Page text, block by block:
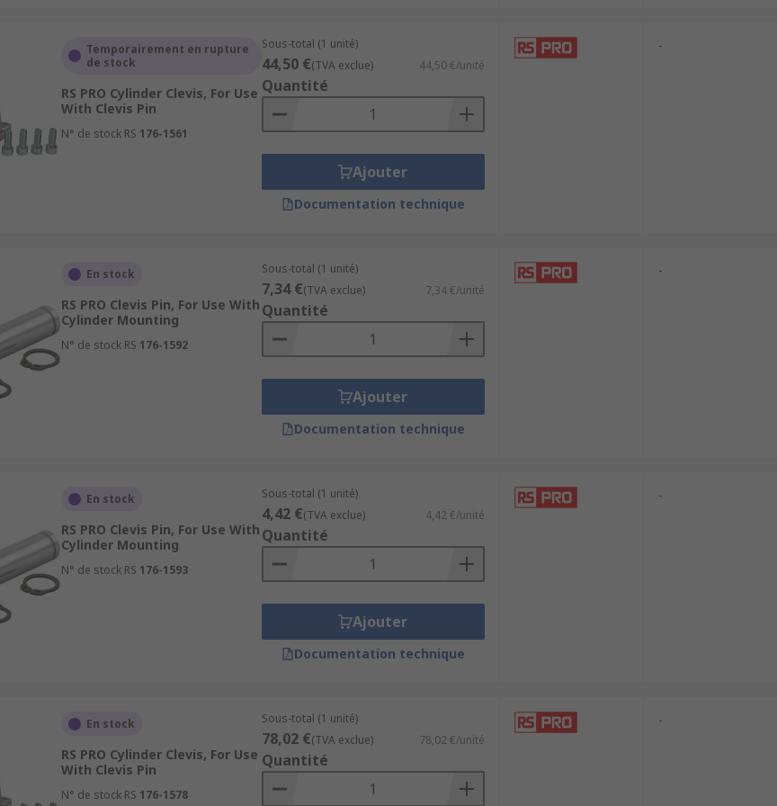
Temporairement en rupture
de stock
RS PRO Cylinder Clevis, For Use
With Clevis Pin
N° de stock RS 176-1561
Sous-total (1 unité)
44,50 €(TVA exclue) 44,50 €/unité
Quantité
Ajouter
Documentation technique
-
En stock
RS PRO Clevis Pin, For Use With
Cylinder Mounting
N° de stock RS 176-1592
Sous-total (1 unité)
7,34 €(TVA exclue) 7,34 €/unité
Quantité
Ajouter
Documentation technique
-
En stock
RS PRO Clevis Pin, For Use With
Cylinder Mounting
N° de stock RS 176-1593
Sous-total (1 unité)
4,42 €(TVA exclue) 4,42 €/unité
Quantité
Ajouter
Documentation technique
-
En stock
RS PRO Cylinder Clevis, For Use
With Clevis Pin
N° de stock RS 176-1578
Sous-total (1 unité)
78,02 €(TVA exclue) 78,02 €/unité
Quantité
-